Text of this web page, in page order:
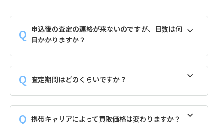
申込後の査定の連絡が来ないのですが、日数は何
日かかりますか？
査定期間はどのくらいですか？
携帯キャリアによって買取価格は変わりますか？